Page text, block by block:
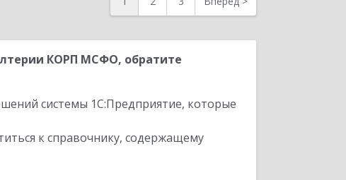
КОРП МСФО, обратите
системы 1С:Предприятие, которые
к справочнику, содержащему